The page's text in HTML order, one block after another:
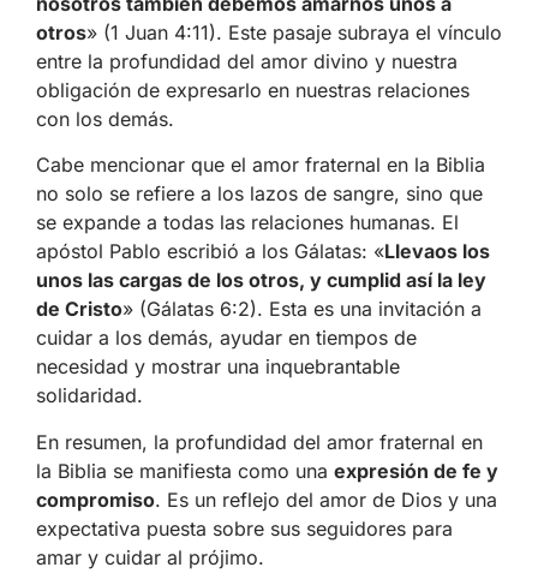
otros» (1 Juan 4:11). Este pasaje subraya el vínculo
entre la profundidad del amor divino y nuestra
obligación de expresarlo en nuestras relaciones
con los demás.
Cabe mencionar que el amor fraternal en la Biblia
no solo se refiere a los lazos de sangre, sino que
se expande a todas las relaciones humanas. El
apóstol Pablo escribió a los Gálatas: «Llevaos los
unos las cargas de los otros, y cumplid así la ley
de Cristo» (Gálatas 6:2). Esta es una invitación a
cuidar a los demás, ayudar en tiempos de
necesidad y mostrar una inquebrantable
solidaridad.
En resumen, la profundidad del amor fraternal en
la Biblia se manifiesta como una expresión de fe y
compromiso. Es un reflejo del amor de Dios y una
expectativa puesta sobre sus seguidores para
amar y cuidar al prójimo.